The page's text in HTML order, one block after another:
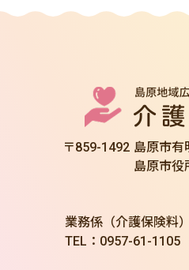
〒859-1492 島原市有
島原市役
業務係（介護保険料）
TEL：0957-61-1105